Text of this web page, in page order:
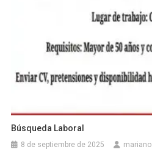
Búsqueda Laboral
8 de septiembre de 2025 mariano